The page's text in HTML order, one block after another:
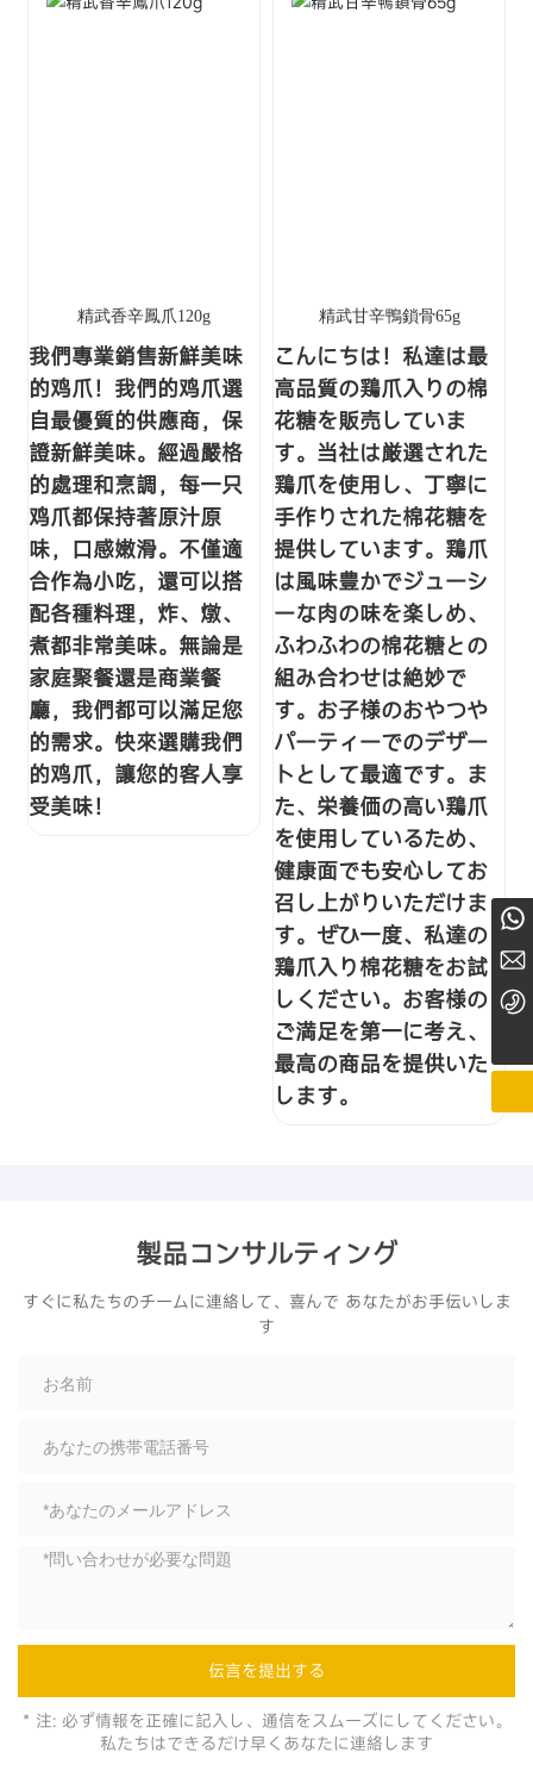
精武香辛鳳爪120g
我們專業銷售新鮮美味
的鸡爪！我們的鸡爪選
自最優質的供應商，保
證新鮮美味。經過嚴格
的處理和烹調，每一只
鸡爪都保持著原汁原
味，口感嫩滑。不僅適
合作為小吃，還可以搭
配各種料理，炸、燉、
煮都非常美味。無論是
家庭聚餐還是商業餐
廳，我們都可以滿足您
的需求。快來選購我們
的鸡爪，讓您的客人享
受美味！
精武甘辛鴨鎖骨65g
こんにちは！私達は最
高品質の鶏爪入りの棉
花糖を販売していま
す。当社は厳選された
鶏爪を使用し、丁寧に
手作りされた棉花糖を
提供しています。鶏爪
は風味豊かでジューシ
ーな肉の味を楽しめ、
ふわふわの棉花糖との
組み合わせは絶妙で
す。お子様のおやつや
パーティーでのデザー
トとして最適です。ま
た、栄養価の高い鶏爪
を使用しているため、
健康面でも安心してお
召し上がりいただけま
す。ぜひ一度、私達の
鶏爪入り棉花糖をお試
しください。お客様の
ご満足を第一に考え、
最高の商品を提供いた
します。
製品コンサルティング
すぐに私たちのチームに連絡して、喜んで あなたがお手伝いしま
す
伝言を提出する
* 注: 必ず情報を正確に記入し、通信をスムーズにしてください。
私たちはできるだけ早くあなたに連絡します
+8615768898815
Nicoledoublerise@163.com
+86755-82178035